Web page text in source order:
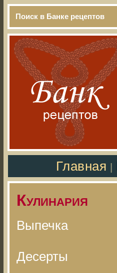
Поиск в Банке рецептов
Главная
Кулинария
Выпечка
Десерты